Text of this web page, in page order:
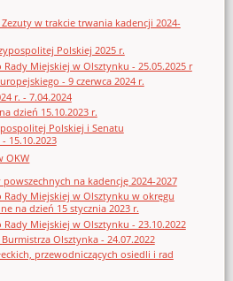
Zezuty w trakcie trwania kadencji 2024-
Polskiej 2025 r.
Miejskiej w Olsztynku - 25.05.2025 r
- 9 czerwca 2024 r.
r. - 7.04.2024
dzień 15.10.2023 r.
Polskiej i Senatu
15.10.2023
OKW
na kadencję 2024-2027
Rady Miejskiej w Olsztynku w okręgu
na dzień 15 stycznia 2023 r.
Miejskiej w Olsztynku - 23.10.2022
Olsztynka - 24.07.2022
przewodniczących osiedli i rad